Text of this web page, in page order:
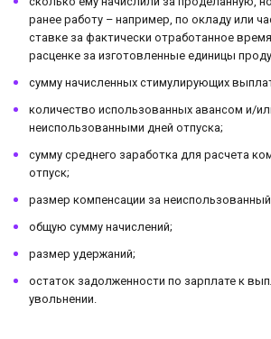
ранее работу – например, по окладу или
ставке за фактически отработанное
расценке за изготовленные единицы
сумму начисленных стимулирующих
количество использованных авансом и/
неиспользованными дней отпуска;
сумму среднего заработка для расчета
отпуск;
размер компенсации за неиспользованный
общую сумму начислений;
размер удержаний;
остаток задолженности по зарплате к
увольнении.